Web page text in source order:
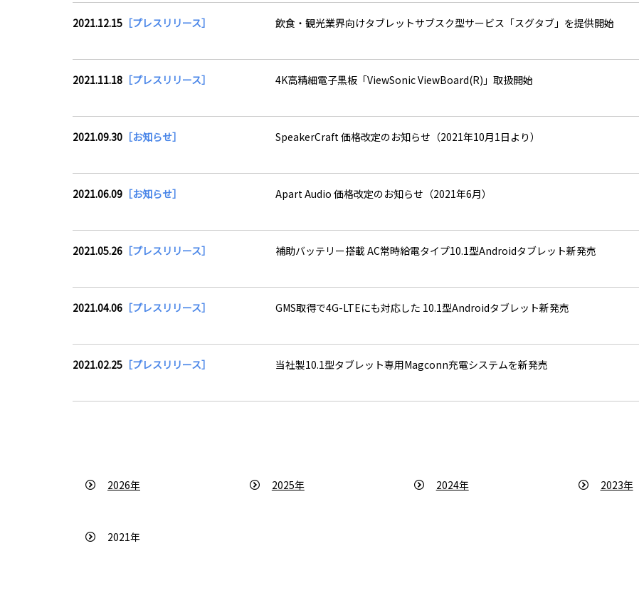
2021.12.15 ［プレスリリース］ 飲食・観光業界向けタブレットサブスク型サービス「スグタブ」を提供開始
2021.11.18 ［プレスリリース］ 4K高精細電子黒板「ViewSonic ViewBoard(R)」取扱開始
2021.09.30 ［お知らせ］ SpeakerCraft 価格改定のお知らせ（2021年10月1日より）
2021.06.09 ［お知らせ］ Apart Audio 価格改定のお知らせ（2021年6月）
2021.05.26 ［プレスリリース］ 補助バッテリー搭載 AC常時給電タイプ10.1型Androidタブレット新発売
2021.04.06 ［プレスリリース］ GMS取得で4G-LTEにも対応した 10.1型Androidタブレット新発売
2021.02.25 ［プレスリリース］ 当社製10.1型タブレット専用Magconn充電システムを新発売
2026年 2025年 2024年 2023年
2021年